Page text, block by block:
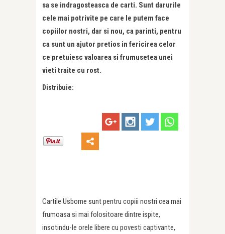
sa se indragosteasca de carti. Sunt darurile
cele mai potrivite pe care le putem face
copiilor nostri, dar si nou, ca parinti, pentru
ca sunt un ajutor pretios in fericirea celor
ce pretuiesc valoarea si frumusetea unei
vieti traite cu rost.
Distribuie:
Cartile Usborne sunt pentru copiii nostri cea mai
frumoasa si mai folositoare dintre ispite,
insotindu-le orele libere cu povesti captivante,